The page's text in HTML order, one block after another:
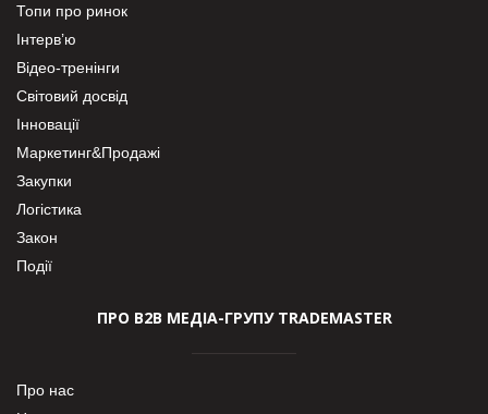
Топи про ринок
Інтерв’ю
Відео-тренінги
Світовий досвід
Інновації
Маркетинг&Продажі
Закупки
Логістика
Закон
Події
ПРО В2В МЕДІА-ГРУПУ TRADEMASTER
Про нас